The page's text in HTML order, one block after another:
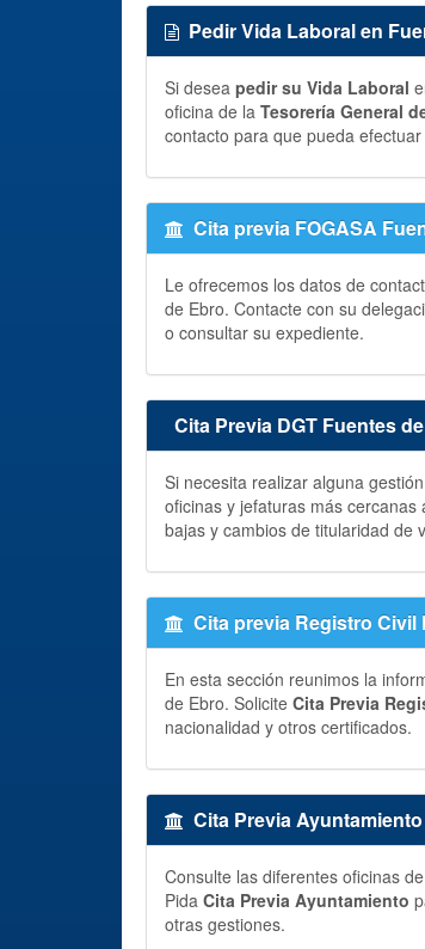
Pedir Vida Laboral en
Si desea pedir su Vida Laboral
oficina de la Tesorería General
contacto para que pueda
Cita previa FOGASA
Le ofrecemos los datos de
de Ebro. Contacte con su
o consultar su expediente.
Cita Previa DGT Fuentes
Si necesita realizar alguna
oficinas y jefaturas más cercanas
bajas y cambios de titularidad de
Cita previa Registro Civil
En esta sección reunimos la
de Ebro. Solicite Cita Previa
nacionalidad y otros certificados.
Cita Previa
Consulte las diferentes oficinas
Pida Cita Previa Ayuntamiento
otras gestiones.